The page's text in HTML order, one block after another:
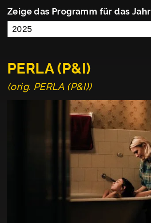
Zeige das Programm für das Jahr
PERLA (P&I)
(orig. PERLA (P&I))